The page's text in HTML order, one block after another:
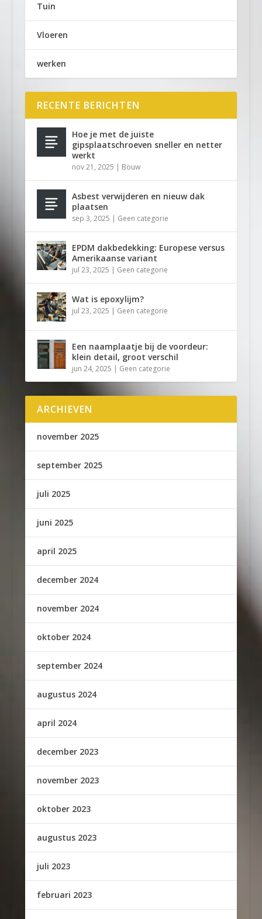
Tuin
Vloeren
werken
RECENTE BERICHTEN
Hoe je met de juiste
gipsplaatschroeven sneller en netter
werkt
nov 21, 2025 | Bouw
Asbest verwijderen en nieuw dak
plaatsen
sep 3, 2025 | Geen categorie
EPDM dakbedekking: Europese versus
Amerikaanse variant
jul 23, 2025 | Geen categorie
Wat is epoxylijm?
jul 23, 2025 | Geen categorie
Een naamplaatje bij de voordeur:
klein detail, groot verschil
jun 24, 2025 | Geen categorie
ARCHIEVEN
november 2025
september 2025
juli 2025
juni 2025
april 2025
december 2024
november 2024
oktober 2024
september 2024
augustus 2024
april 2024
december 2023
november 2023
oktober 2023
augustus 2023
juli 2023
februari 2023